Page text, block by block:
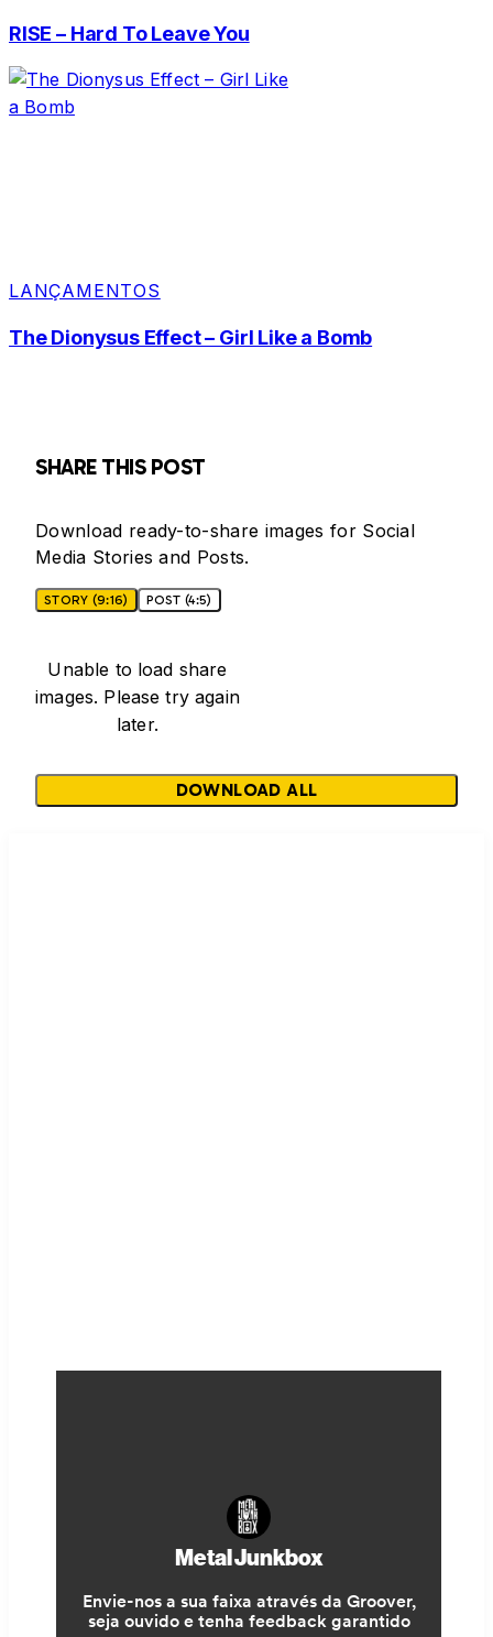
RISE – Hard To Leave You
LANÇAMENTOS
The Dionysus Effect – Girl Like a Bomb
SHARE THIS POST
Download ready-to-share images for Social
Media Stories and Posts.
STORY (9:16) POST (4:5)
Unable to load share
images. Please try again
later.
DOWNLOAD ALL